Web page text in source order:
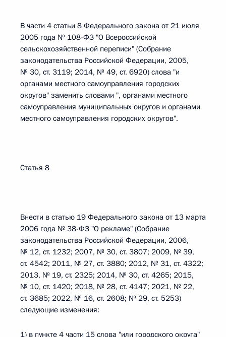
В части 4 статьи 8 Федерального закона от 21 июля
2005 года № 108-ФЗ "О Всероссийской
сельскохозяйственной переписи" (Собрание
законодательства Российской Федерации, 2005,
№ 30, ст. 3119; 2014, № 49, ст. 6920) слова "и
органами местного самоуправления городских
округов" заменить словами ", органами местного
самоуправления муниципальных округов и органами
местного самоуправления городских округов".
Статья 8
Внести в статью 19 Федерального закона от 13 марта
2006 года № 38-ФЗ "О рекламе" (Собрание
законодательства Российской Федерации, 2006,
№ 12, ст. 1232; 2007, № 30, ст. 3807; 2009, № 39,
ст. 4542; 2011, № 27, ст. 3880; 2012, № 31, ст. 4322;
2013, № 19, ст. 2325; 2014, № 30, ст. 4265; 2015,
№ 10, ст. 1420; 2018, № 28, ст. 4147; 2021, № 22,
ст. 3685; 2022, № 16, ст. 2608; № 29, ст. 5253)
следующие изменения:
1) в пункте 4 части 15 слова "или городского округа"